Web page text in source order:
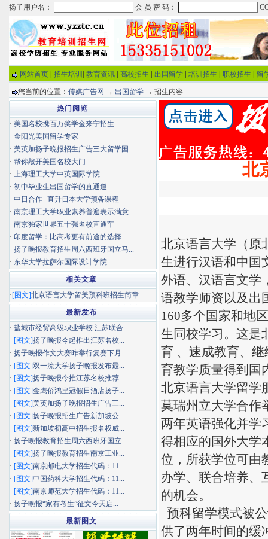
网站首页 招生培训 教育资讯 高校招生 出国留学 培训招生 职校招生 留
您当前的位置： 传媒广告网 → 出国留学 → 招生内容
北
北京语言大学（原
生进行汉语和中国
外语、汉语言文学
语教学师资以及出
160多个国家和地
生同校学习。这是
育 、速成教育、
育教学质量得到国
北京语言大学留学
莫瑞州立大学合作
两年英语强化并学
得相应的国外大学
位，所获学位可由
办学、联合培养、
的机会。
预科留学模式被
供了两年时间的缓
热门阅览
· 美国名校携百万奖学金来宁招生
· 金阳光美国留学专家
· 美英加扬子晚报招生广告三大留学国...
· 帮你敲开美国名校大门
· 上海理工大学中英国际学院
· 初中毕业生出国留学的直通道
· 中日合作--直升日本大学预备课程
· 南京理工大学职业素养普遍表示满意...
· 南京独家世界五十强名校直通车
· 印度留学：比高考更有前途的选择
· 扬子晚报教育招生周六西班牙国立马...
· 东华大学拉萨尔国际设计学院
相关文章
·[图文]北京语言大学留美预科班招生简章
最新发布
· 盐城市经贸高级职业学校 江苏联合...
· [图文]扬子晚报今起推出江苏名校...
· 扬子晚报作文大赛昨举行复赛下月...
· [图文]双一流大学扬子晚报发布最...
· [图文]扬子晚报今推江苏名校推荐...
· [图文]金鹰侨鸿皇冠假日酒店扬子...
· [图文]美英加扬子晚报招生广告三...
· [图文]扬子晚报招生广告新加坡公...
· [图文]新加坡初高中招生报名权威...
· 扬子晚报教育招生周六西班牙国立...
· [图文]扬子晚报教育招生南京工业...
· [图文]南京邮电大学招生代码：11...
· [图文]中国药科大学招生代码：11...
· [图文]南京师范大学招生代码：11...
· 扬子晚报“家有考生”征文今天启...
最新图文